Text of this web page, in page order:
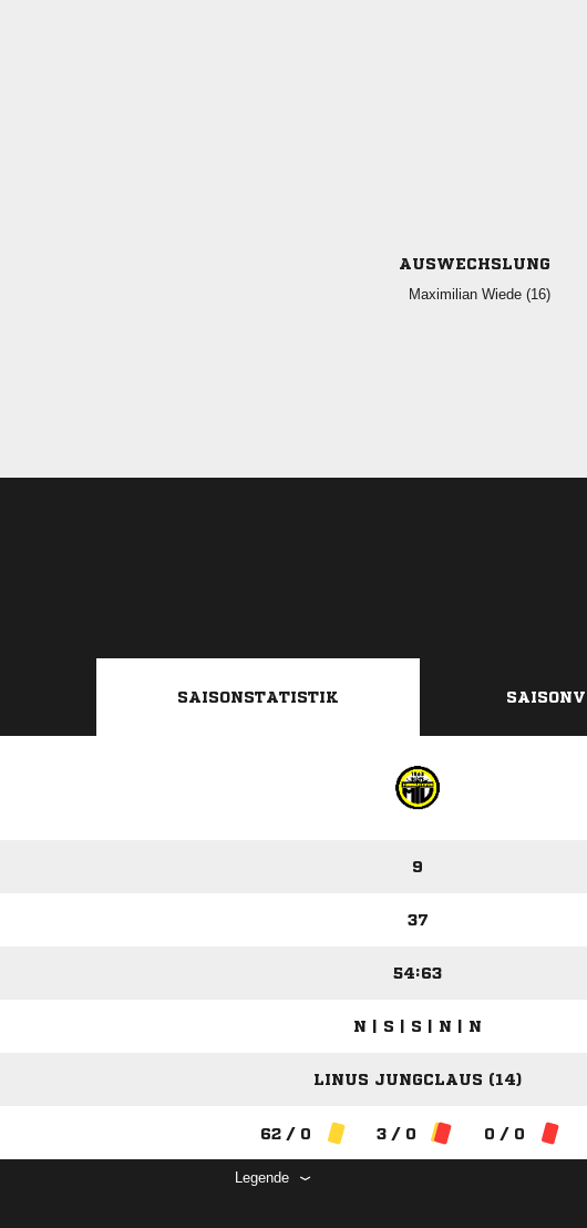
AUSWECHSLUNG
  
SAISONSTATISTIK
9
37
54:63
N | S | S | N | N
LINUS JUNGCLAUS (14)
62 / 0 3 / 0 0 / 0
Legende